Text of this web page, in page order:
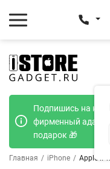
Подпишись на наш
фирменный
подарок 🎁
Главная / iPhone / Apple